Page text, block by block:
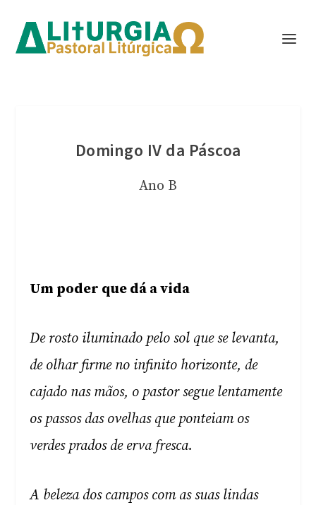
Domingo IV da Páscoa
Ano B
Um poder que dá a vida
De rosto iluminado pelo sol que se levanta,
de olhar firme no infinito horizonte, de
cajado nas mãos, o pastor segue lentamente
os passos das ovelhas que ponteiam os
verdes prados de erva fresca.
A beleza dos campos com as suas lindas